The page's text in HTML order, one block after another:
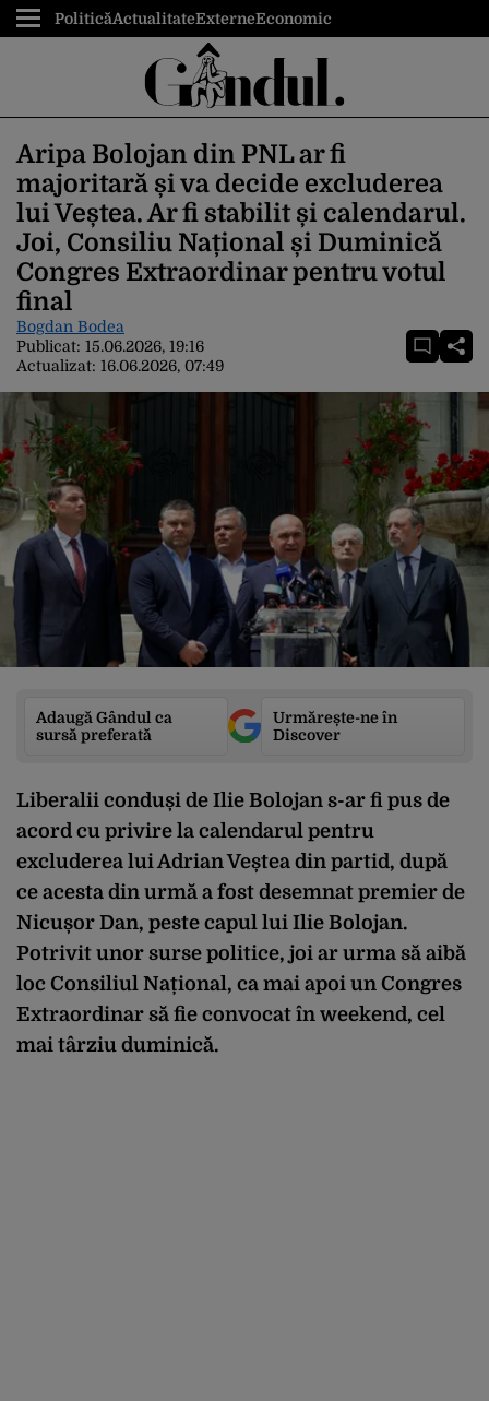
PoliticăActualitateExterneEconomic
Aripa Bolojan din PNL ar fi
majoritară și va decide excluderea
lui Veștea. Ar fi stabilit și calendarul.
Joi, Consiliu Național și Duminică
Congres Extraordinar pentru votul
final
Bogdan Bodea
Publicat: 15.06.2026, 19:16
Actualizat: 16.06.2026, 07:49
Adaugă Gândul ca
sursă preferată
Urmărește-ne în
Discover
Liberalii conduși de Ilie Bolojan s-ar fi pus de
acord cu privire la calendarul pentru
excluderea lui Adrian Veștea din partid, după
ce acesta din urmă a fost desemnat premier de
Nicușor Dan, peste capul lui Ilie Bolojan.
Potrivit unor surse politice, joi ar urma să aibă
loc Consiliul Național, ca mai apoi un Congres
Extraordinar să fie convocat în weekend, cel
mai târziu duminică.